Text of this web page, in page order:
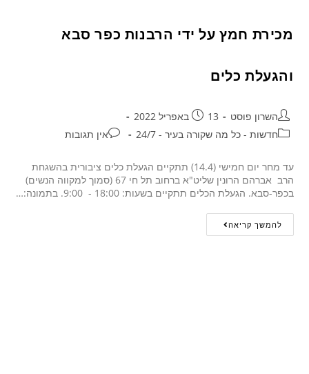
מכירת חמץ על ידי הרבנות כפר סבא
והגעלת כלים
השרון פוסט
13 באפריל 2022
חדשות - כל מה שקורה בעיר - 24/7
אין תגובות
עד מחר יום חמישי (14.4) תתקיים הגעלת כלים ציבורית בהשגחת
הרב אברהם הרונין שליט"א ברחוב תל חי 67 (סמוך למקווה הנשים)
בכפר-סבא. הגעלת הכלים תתקיים בשעות: 18:00 - 9:00. בתמונה:…
להמשך קריאה